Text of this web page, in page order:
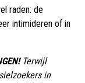
raden: de
intimideren of in
Terwijl
in